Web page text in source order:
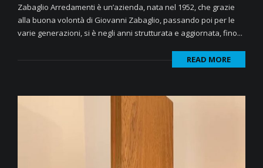
Zabaglio Arredamenti è un’azienda, nata nel 1952, che grazie
alla buona volontà di Giovanni Zabaglio, passando poi per le
varie generazioni, si è negli anni strutturata e aggiornata, fino...
READ MORE